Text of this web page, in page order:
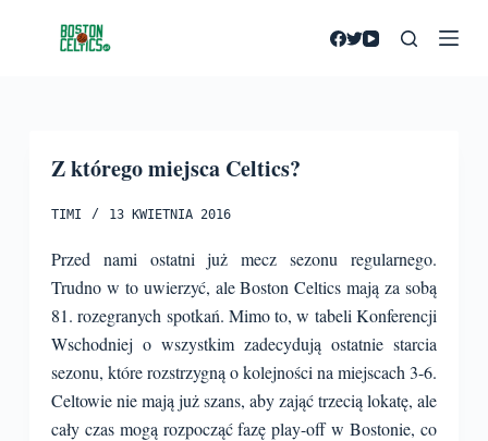
Z którego miejsca Celtics?
TIMI 13 KWIETNIA 2016
Przed nami ostatni już mecz sezonu regularnego.
Trudno w to uwierzyć, ale Boston Celtics mają za sobą
81. rozegranych spotkań. Mimo to, w tabeli Konferencji
Wschodniej o wszystkim zadecydują ostatnie starcia
sezonu, które rozstrzygną o kolejności na miejscach 3-6.
Celtowie nie mają już szans, aby zająć trzecią lokatę, ale
cały czas mogą rozpocząć fazę play-off w Bostonie, co